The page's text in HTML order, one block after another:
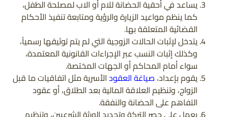
يساعد في أحقية الحضانة للام أو الاب لمصلحة الطفل،
كما ينظم مواعيد الزيارة والرؤية ومتابعة تنفيذ الأحكام
القضائية المتعلقة بها.
يتدخل لإثبات الحالات الزوجية التي لم يتم توثيقها رسمياً،
وكذلك إثبات النسب عبر الإجراءات القانونية المعتمدة،
سواء أمام المحاكم أو الجهات المختصة.
يقوم بإعداد، صياغة العقودالأسرية مثل اتفاقيات ما قبل
الزواج، وتنظيم العلاقة المالية بعد الطلاق، أو عقود
التفاهم على الحضانة والنفقة.